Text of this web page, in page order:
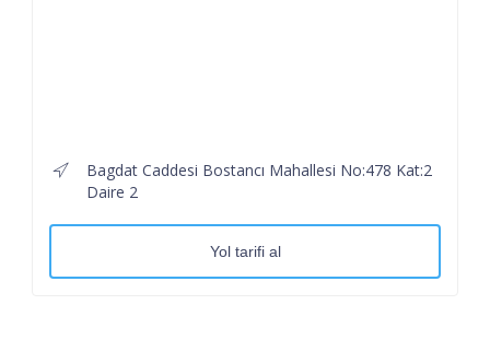
Bagdat Caddesi Bostancı Mahallesi No:478 Kat:2
Daire 2
Yol tarifi al